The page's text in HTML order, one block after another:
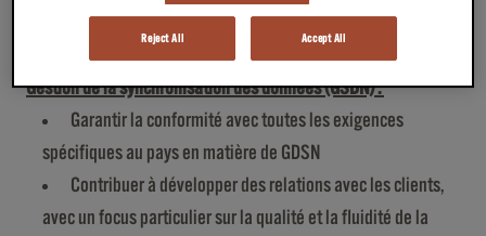
taxes afin de garantir sa transmission aux autorités
compétentes.
Gestion de la synchronisation des données (GSDN) :
Garantir la conformité avec toutes les exigences
spécifiques au pays en matière de GDSN
Contribuer à développer des relations avec les clients,
avec un focus particulier sur la qualité et la fluidité de la
Reject All Accept All